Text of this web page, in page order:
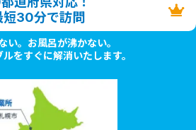
短30分で訪問
い。お風呂が沸かない。
をすぐに解消いたします。